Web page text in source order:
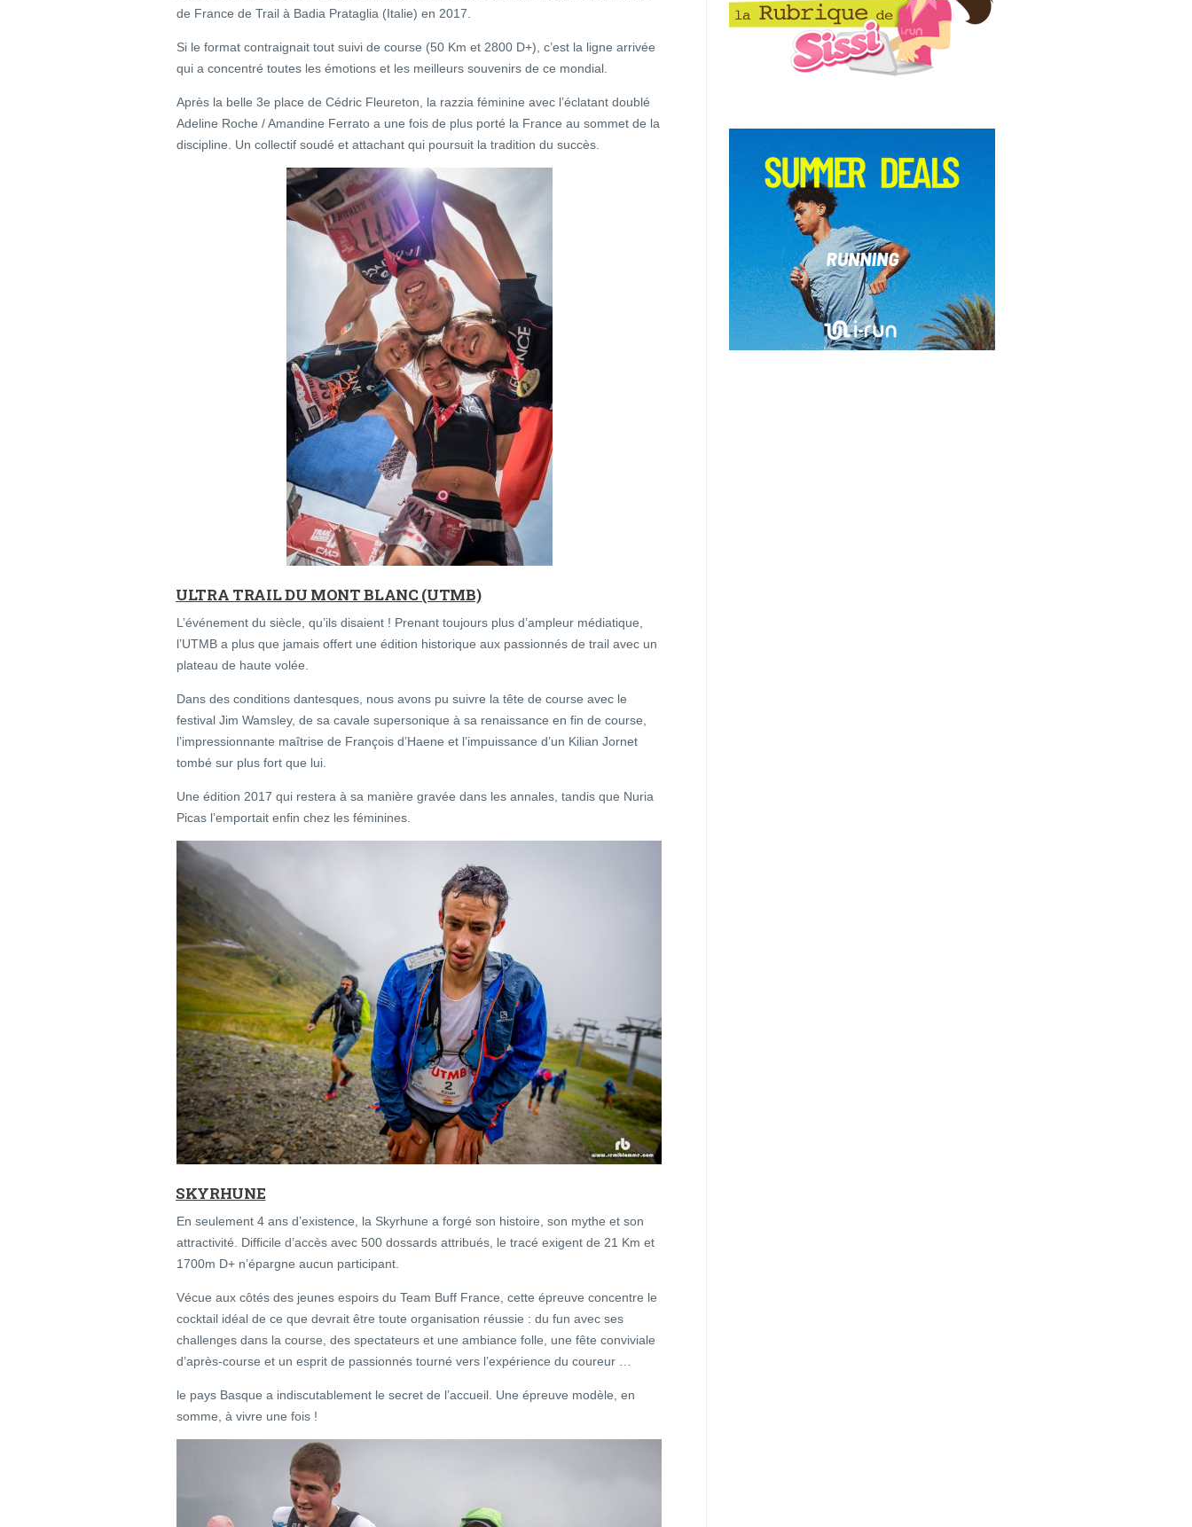
de France de Trail à Badia Prataglia (Italie) en 2017.
Si le format contraignait tout suivi de course (50 Km et 2800 D+), c’est la ligne arrivée
qui a concentré toutes les émotions et les meilleurs souvenirs de ce mondial.
Après la belle 3e place de Cédric Fleureton, la razzia féminine avec l’éclatant doublé
Adeline Roche / Amandine Ferrato a une fois de plus porté la France au sommet de la
discipline. Un collectif soudé et attachant qui poursuit la tradition du succès.
ULTRA TRAIL DU MONT BLANC (UTMB)
L’événement du siècle, qu’ils disaient ! Prenant toujours plus d’ampleur médiatique,
l’UTMB a plus que jamais offert une édition historique aux passionnés de trail avec un
plateau de haute volée.
Dans des conditions dantesques, nous avons pu suivre la tête de course avec le
festival Jim Wamsley, de sa cavale supersonique à sa renaissance en fin de course,
l’impressionnante maîtrise de François d’Haene et l’impuissance d’un Kilian Jornet
tombé sur plus fort que lui.
Une édition 2017 qui restera à sa manière gravée dans les annales, tandis que Nuria
Picas l’emportait enfin chez les féminines.
SKYRHUNE
En seulement 4 ans d’existence, la Skyrhune a forgé son histoire, son mythe et son
attractivité. Difficile d’accès avec 500 dossards attribués, le tracé exigent de 21 Km et
1700m D+ n’épargne aucun participant.
Vécue aux côtés des jeunes espoirs du Team Buff France, cette épreuve concentre le
cocktail idéal de ce que devrait être toute organisation réussie : du fun avec ses
challenges dans la course, des spectateurs et une ambiance folle, une fête conviviale
d’après-course et un esprit de passionnés tourné vers l’expérience du coureur …
le pays Basque a indiscutablement le secret de l’accueil. Une épreuve modèle, en
somme, à vivre une fois !